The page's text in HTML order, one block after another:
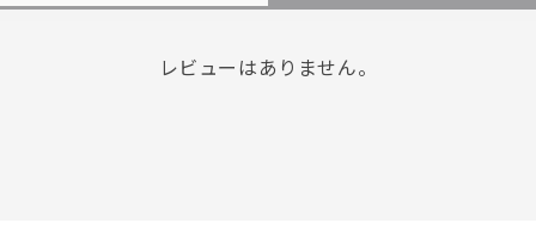
レビューはありません。